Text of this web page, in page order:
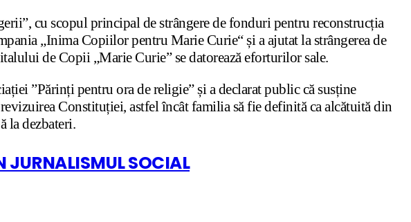
cu scopul principal de strângere de fonduri pentru reconstrucția
„Inima Copiilor pentru Marie Curie“ și a ajutat la strângerea de
de Copii „Marie Curie” se datorează eforturilor sale.
”Părinți pentru ora de religie” și a declarat public că susține
Constituției, astfel încât familia să fie definită ca alcătuită din
la dezbateri.
SOCIAL